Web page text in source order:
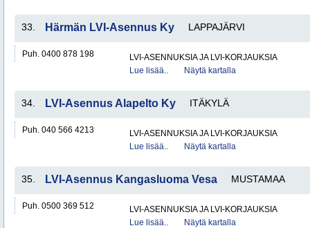
33. Härmän LVI-Asennus Ky LAPPAJÄRVI
Puh. 0400 878 198
LVI-ASENNUKSIA JA LVI-KORJAUKSIA
Lue lisää..
Näytä kartalla
34. LVI-Asennus Alapelto Ky ITÄKYLÄ
Puh. 040 566 4213
LVI-ASENNUKSIA JA LVI-KORJAUKSIA
Lue lisää..
Näytä kartalla
35. LVI-Asennus Kangasluoma Vesa MUSTAMAA
Puh. 0500 369 512
LVI-ASENNUKSIA JA LVI-KORJAUKSIA
Lue lisää..
Näytä kartalla